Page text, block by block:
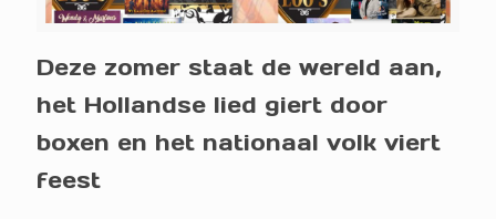
Deze zomer staat de wereld aan,
het Hollandse lied giert door
boxen en het nationaal volk viert
feest